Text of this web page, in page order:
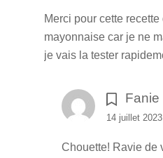
Merci pour cette recette
mayonnaise car je ne
je vais la tester
Fanie
14 juillet
Chouette! Ravie de